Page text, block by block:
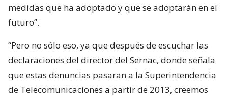
medidas que ha adoptado y que se adoptarán en el
futuro”.
“Pero no sólo eso, ya que después de escuchar las
declaraciones del director del Sernac, donde señala
que estas denuncias pasaran a la Superintendencia
de Telecomunicaciones a partir de 2013, creemos